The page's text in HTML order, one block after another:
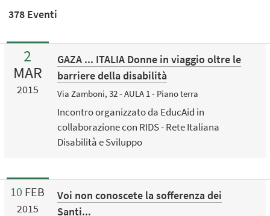
378 Eventi
2
MAR
2015
GAZA ... ITALIA Donne in viaggio oltre le
barriere della disabilità
Via Zamboni, 32 - AULA 1 - Piano terra
Incontro organizzato da EducAid in
collaborazione con RIDS - Rete Italiana
Disabilità e Sviluppo
10 FEB
2015
Voi non conoscete la sofferenza dei
Santi...